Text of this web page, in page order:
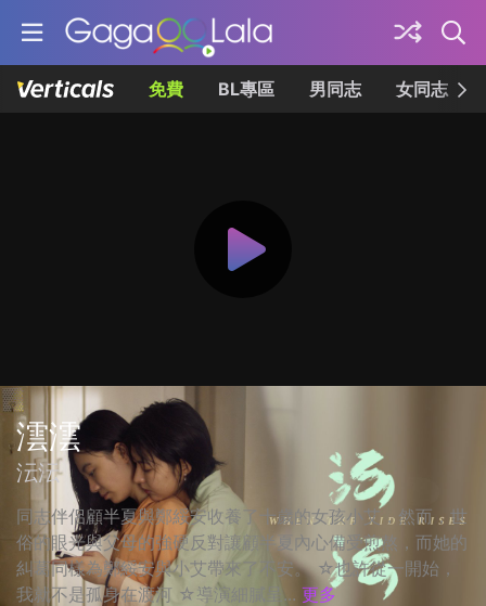
免費 BL專區 男同志 女同志
澐澐
沄沄
同志伴侶顧半夏與鄭綏安收養了十歲的女孩小艾，然而，世
俗的眼光與父母的強硬反對讓顧半夏內心備受煎熬，而她的
糾葛同樣為鄭綏安與小艾帶來了不安。 ☆也許從一開始，
我就不是孤身在渡河 ☆導演細膩呈... 更多